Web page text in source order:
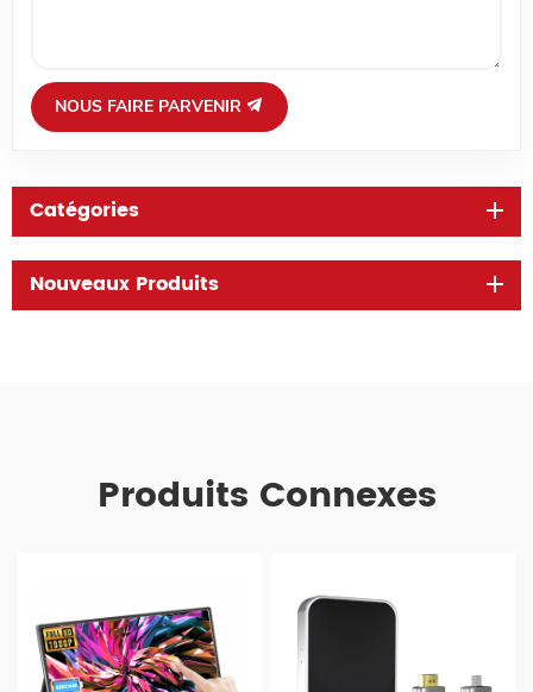
NOUS FAIRE PARVENIR
Catégories
Nouveaux Produits
Produits Connexes